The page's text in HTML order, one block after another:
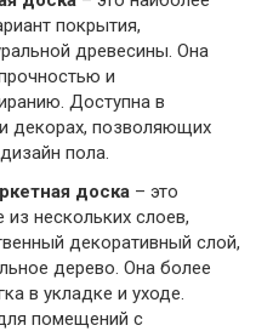
покрытия,
древесины. Она
и
Доступна в
декорах, позволяющих
пола.
доска – это
нескольких слоев,
декоративный слой,
дерево. Она более
в укладке и уходе.
помещений с